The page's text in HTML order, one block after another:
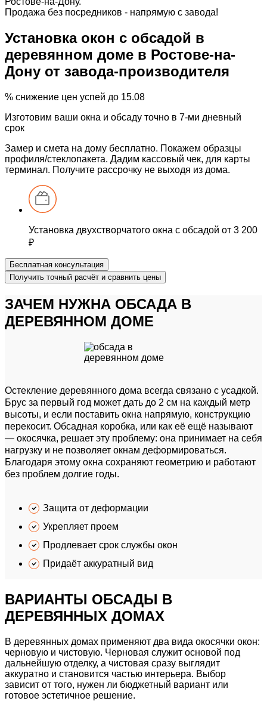
Продажа без посредников - напрямую с завода!
Установка окон с обсадой в
деревянном доме в Ростове-на-
Дону от завода-производителя
% снижение цен успей до 15.08
Изготовим ваши окна и обсаду точно в 7-ми дневный
срок
Замер и смета на дому бесплатно. Покажем образцы
профиля/стеклопакета. Дадим кассовый чек, для карты
терминал. Получите рассрочку не выходя из дома.
Установка двухстворчатого окна с обсадой от 3 200
₽
Бесплатная консультация
Получить точный расчёт и сравнить цены
ЗАЧЕМ НУЖНА ОБСАДА В
ДЕРЕВЯННОМ ДОМЕ
Остекление деревянного дома всегда связано с усадкой.
Брус за первый год может дать до 2 см на каждый метр
высоты, и если поставить окна напрямую, конструкцию
перекосит. Обсадная коробка, или как её ещё называют
— окосячка, решает эту проблему: она принимает на себя
нагрузку и не позволяет окнам деформироваться.
Благодаря этому окна сохраняют геометрию и работают
без проблем долгие годы.
Защита от деформации
Укрепляет проем
Продлевает срок службы окон
Придаёт аккуратный вид
ВАРИАНТЫ ОБСАДЫ В
ДЕРЕВЯННЫХ ДОМАХ
В деревянных домах применяют два вида окосячки окон:
черновую и чистовую. Черновая служит основой под
дальнейшую отделку, а чистовая сразу выглядит
аккуратно и становится частью интерьера. Выбор
зависит от того, нужен ли бюджетный вариант или
готовое эстетичное решение.